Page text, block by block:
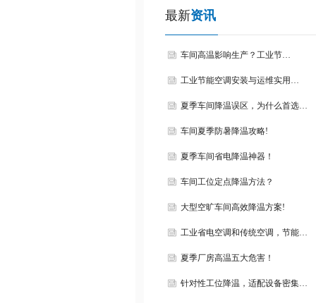
最新资讯
车间高温影响生产？工业节…
工业节能空调安装与运维实用…
夏季车间降温误区，为什么首选…
车间夏季防暑降温攻略!
夏季车间省电降温神器！
车间工位定点降温方法？
大型空旷车间高效降温方案!
工业省电空调和传统空调，节能…
夏季厂房高温五大危害！
针对性工位降温，适配设备密集…